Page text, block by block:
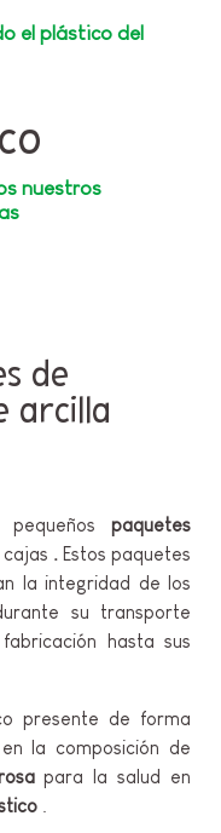
el plástico del
nuestros
de
arcilla
paquetes
cajas .Estos paquetes
la integridad de los
su transporte
hasta sus
presente de forma
la composición de
para la salud en